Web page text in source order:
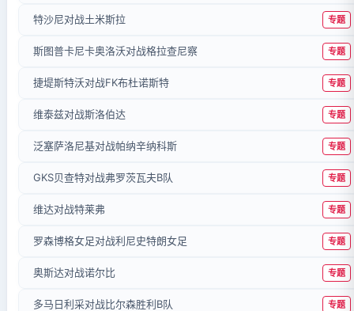
特沙尼对战土米斯拉 专题
斯图普卡尼卡奥洛沃对战格拉查尼察 专题
捷堤斯特沃对战FK布杜诺斯特 专题
维泰兹对战斯洛伯达 专题
泛塞萨洛尼基对战帕纳辛纳科斯 专题
GKS贝查特对战弗罗茨瓦夫B队 专题
维达对战特莱弗 专题
罗森博格女足对战利尼史特朗女足 专题
奥斯达对战诺尔比 专题
多马日利采对战比尔森胜利B队 专题